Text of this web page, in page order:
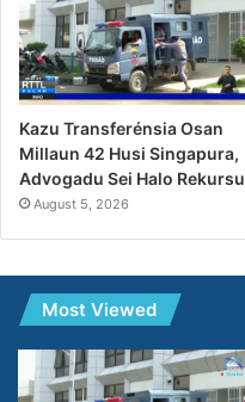
Kazu Transferénsia Osan
Millaun 42 Husi Singapura,
Advogadu Sei Halo Rekursu
August 5, 2026
Most Viewed